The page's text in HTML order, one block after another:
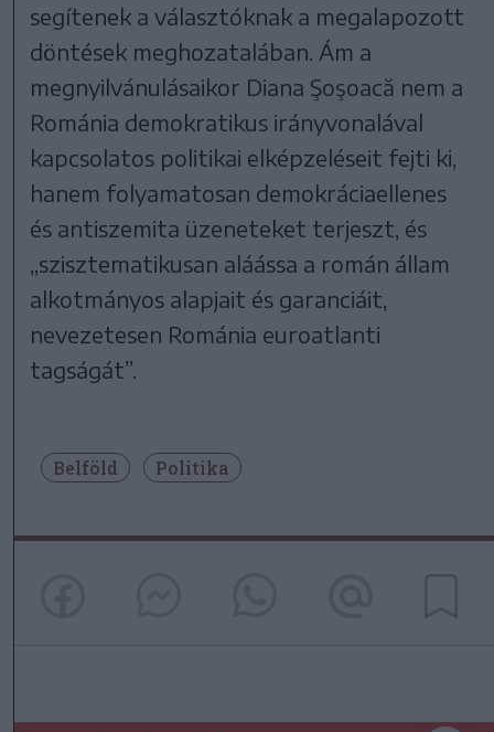
segítenek a választóknak a megalapozott
döntések meghozatalában. Ám a
megnyilvánulásaikor Diana Şoşoacă nem a
Románia demokratikus irányvonalával
kapcsolatos politikai elképzeléseit fejti ki,
hanem folyamatosan demokráciaellenes
és antiszemita üzeneteket terjeszt, és
„szisztematikusan aláássa a román állam
alkotmányos alapjait és garanciáit,
nevezetesen Románia euroatlanti
tagságát”.
Belföld Politika